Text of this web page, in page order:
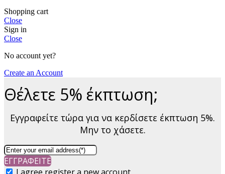
Shopping cart
Close
Sign in
Close
No account yet?
Create an Account
Θέλετε 5% έκπτωση;
Εγγραφείτε τώρα για να κερδίσετε έκπτωση 5%.
Μην το χάσετε.
ΕΓΓΡΑΦΕΙΤΕ